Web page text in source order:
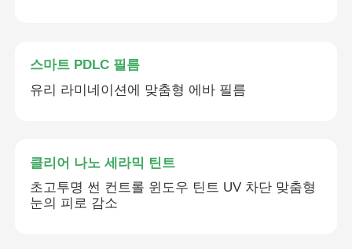
PNLC 필름
변색 PVB 필름
스마트 PDLC 필름
유리 라미네이션에 맞춤형 에바 필름
클리어 나노 세라믹 틴트
초고투명 썬 컨트롤 윈도우 틴트 UV 차단 맞춤형
눈의 피로 감소